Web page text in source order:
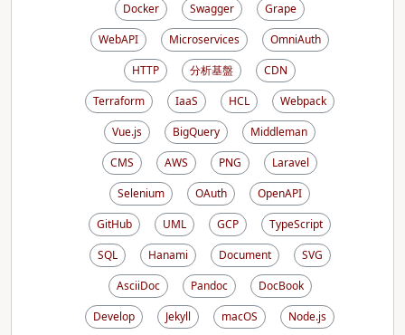
Docker
Swagger
Grape
WebAPI
Microservices
OmniAuth
HTTP
分析基盤
CDN
Terraform
IaaS HCL
Webpack
Vue.js
BigQuery
Middleman
CMS
AWS PNG
Laravel
Selenium
OAuth
OpenAPI
GitHub
UML GCP
TypeScript
SQL
Hanami Document
SVG
AsciiDoc
Pandoc
DocBook
Develop
Jekyll macOS Node.js